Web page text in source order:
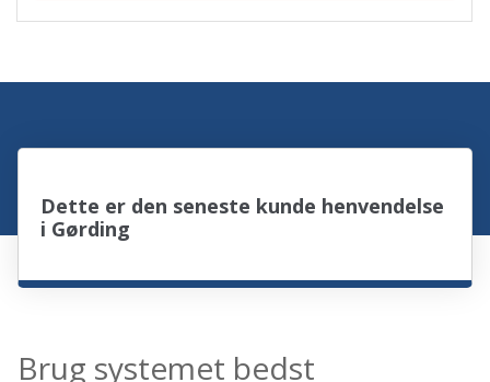
Dette er den seneste kunde henvendelse
i Gørding
Brug systemet bedst